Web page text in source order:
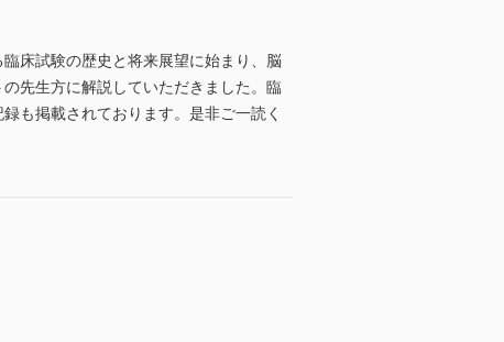
床試験の歴史と将来展望に始まり、脳
先生方に解説していただきました。臨
も掲載されております。是非ご一読く